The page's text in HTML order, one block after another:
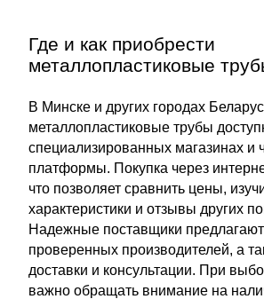
Где и как приобрести
металлопластиковые
В Минске и других городах
металлопластиковые трубы
специализированных магазинах и
платформы. Покупка через
что позволяет сравнить цены,
характеристики и отзывы других
Надежные поставщики
проверенных производителей, а
доставки и консультации. При
важно обращать внимание на